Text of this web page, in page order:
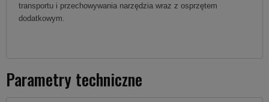
transportu i przechowywania narzędzia wraz z osprzętem
dodatkowym.
Parametry techniczne